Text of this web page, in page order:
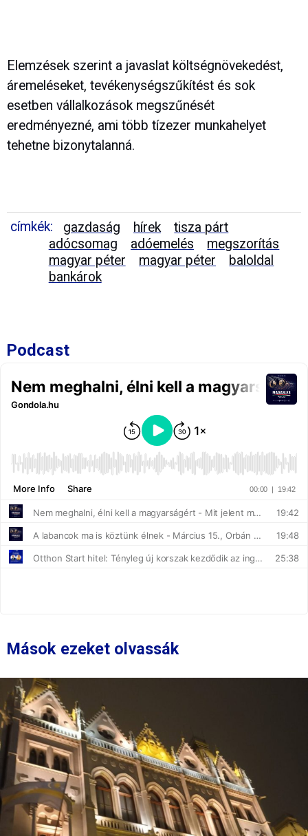
Elemzések szerint a javaslat költségnövekedést,
áremeléseket, tevékenységszűkítést és sok
esetben vállalkozások megszűnését
eredményezné, ami több tízezer munkahelyet
tehetne bizonytalanná.
címkék: gazdaság hírek
tisza párt
adócsomag
adóemelés
megszorítás
magyar péter
magyar péter
baloldal
bankárok
Podcast
Mások ezeket olvassák